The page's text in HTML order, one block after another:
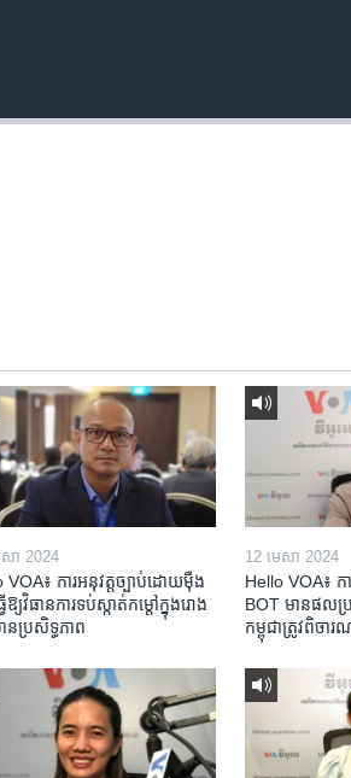
ា 2024
VOA៖ ការអនុវត្ត​ច្បាប់​ដោយ​ម៉ឺង
ើ​ឱ្យ​វិធានការ​ទប់ស្កាត់​កម្តៅ​ក្នុង​រោង
ន​ប្រសិទ្ធភាព​​
12 មេសា 2024
Hello VOA៖ ក
BOT​ មាន​ផល​ប្
កម្ពុជា​ត្រូវ​ពិច